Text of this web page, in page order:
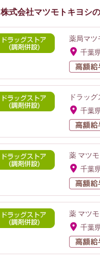
株式会社マツモトキヨシ
薬局マツ
千葉
ドラッ
千葉
薬 マツ
千葉
薬 マツ
千葉